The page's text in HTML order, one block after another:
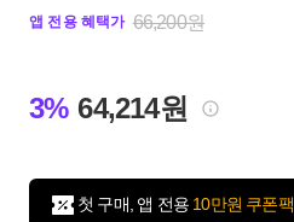
앱 전용 혜택가 66,200원
3% 64,214원
첫 구매, 앱 전용 10만원 쿠폰팩